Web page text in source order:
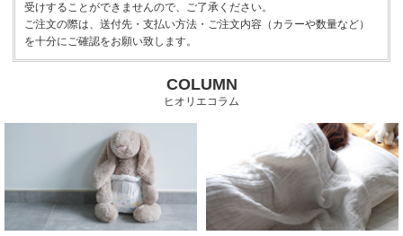
受けすることができませんので、ご了承ください。
ご注文の際は、送付先・支払い方法・ご注文内容（カラーや数量など）
を十分にご確認をお願い致します。
COLUMN
ヒオリエコラム